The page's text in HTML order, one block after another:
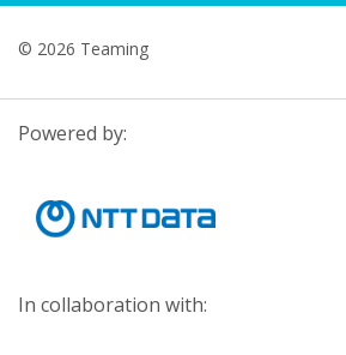
© 2026 Teaming
Powered by:
In collaboration with: